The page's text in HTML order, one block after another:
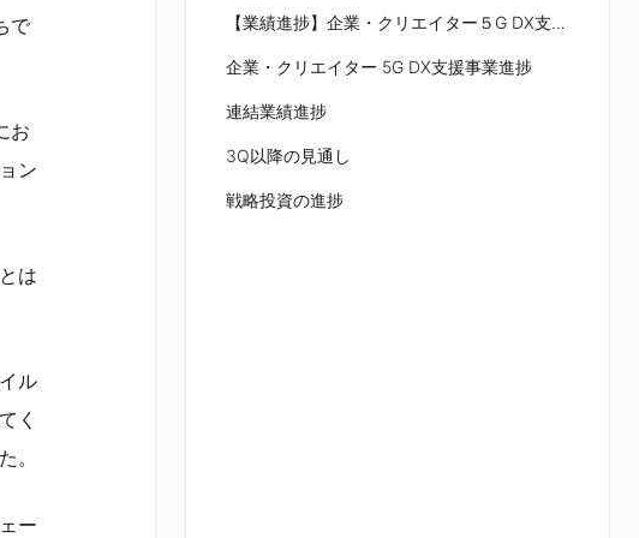
で
お
ン
は
ル
く
。
ー
【業績進捗】企業・クリエイター５G DX⽀援事業（⽣産⾰命領域）
企業・クリエイター 5G DX⽀援事業進捗
連結業績進捗
3Q以降の⾒通し
戦略投資の進捗